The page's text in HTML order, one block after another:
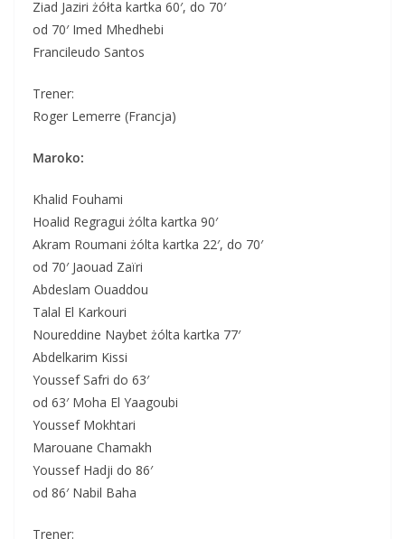
Ziad Jaziri żółta kartka 60′, do 70′
od 70′ Imed Mhedhebi
Francileudo Santos
Trener:
Roger Lemerre (Francja)
Maroko:
Khalid Fouhami
Hoalid Regragui żólta kartka 90′
Akram Roumani żólta kartka 22′, do 70′
od 70′ Jaouad Zaïri
Abdeslam Ouaddou
Talal El Karkouri
Noureddine Naybet żólta kartka 77′
Abdelkarim Kissi
Youssef Safri do 63′
od 63′ Moha El Yaagoubi
Youssef Mokhtari
Marouane Chamakh
Youssef Hadji do 86′
od 86′ Nabil Baha
Trener: